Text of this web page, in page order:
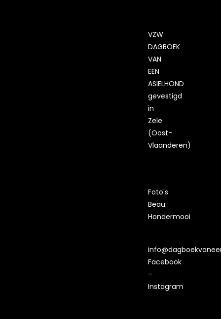
VZW
DAGBOEK
VAN
EEN
ASIELHOND
gevestigd
in
Zele
(Oost-
Vlaanderen)
Foto's
Beau:
Hondermooi
Facebook
–
Instagram